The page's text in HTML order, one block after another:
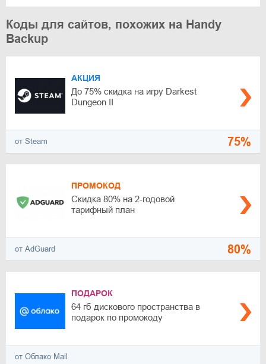
Коды для сайтов, похожих на Handy
Backup
АКЦИЯ
До 75% скидка на игру Darkest
Dungeon II
от Steam 75%
ПРОМОКОД
Скидка 80% на 2-годовой
тарифный план
от AdGuard 80%
ПОДАРОК
64 гб дискового пространства в
подарок по промокоду
от Облако Mail